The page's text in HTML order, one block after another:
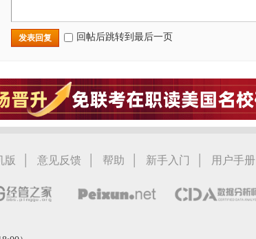
发表回复 回帖后跳转到最后一页
版 | 意见反馈 | 帮助 | 新手入门 | 用户手册